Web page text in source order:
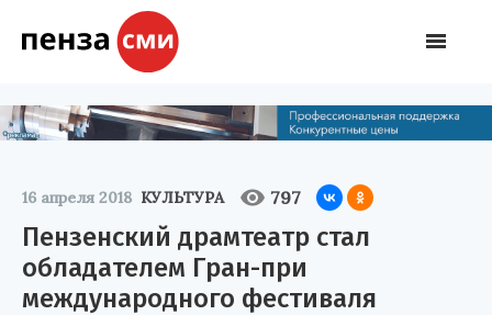
16 апреля 2018 КУЛЬТУРА 797
Пензенский драмтеатр стал
обладателем Гран-при
международного фестиваля